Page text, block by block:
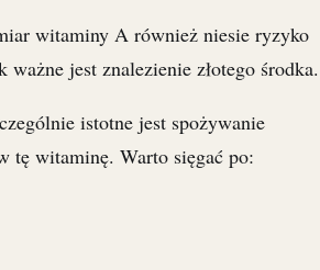
witaminy A również niesie ryzyko
ważne jest znalezienie złotego środka.
istotne jest spożywanie
tę witaminę. Warto sięgać po: